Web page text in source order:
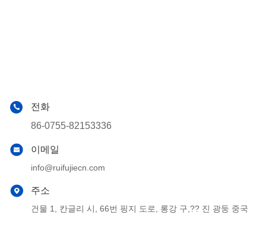
전화
86-0755-82153336
이메일
info@ruifujiecn.com
주소
건물 1, 칸글리 시, 66번 핑지 도로, 롱강 구,?? 진 광둥 중국